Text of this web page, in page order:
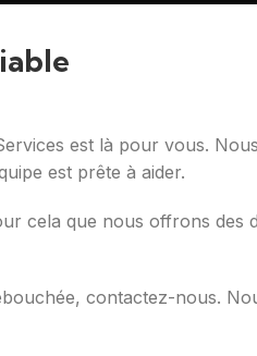
est là pour vous.
est prête à aider.
cela que nous offrons
contactez-nous.